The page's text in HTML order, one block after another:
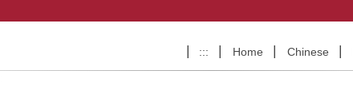
::: Home Chinese